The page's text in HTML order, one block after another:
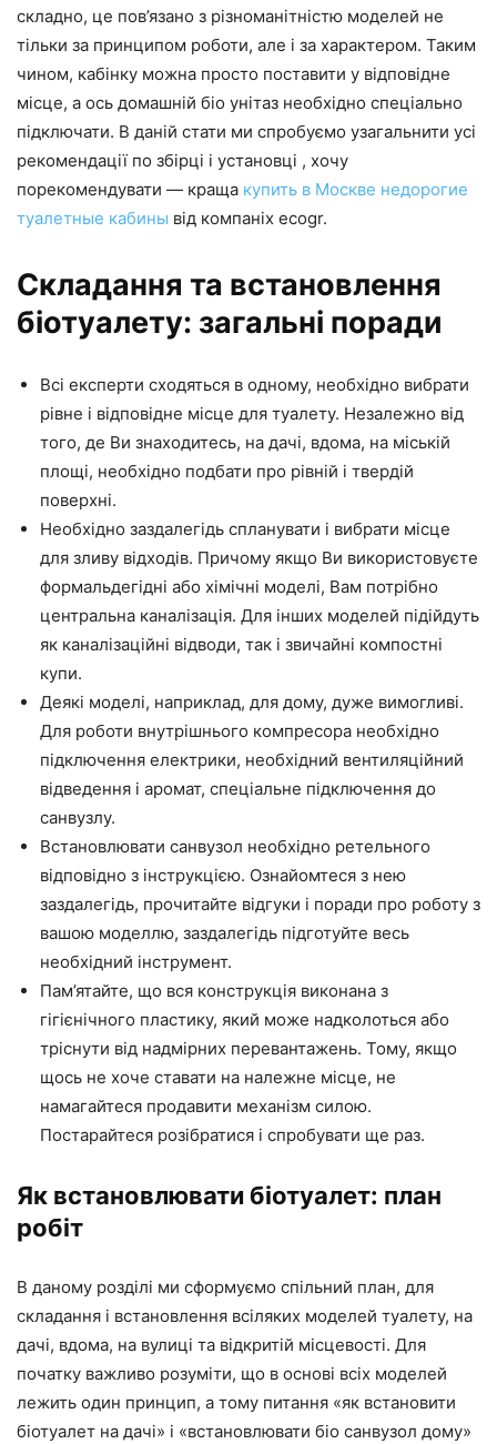
складно, це пов’язано з різноманітністю моделей не
тільки за принципом роботи, але і за характером. Таким
чином, кабінку можна просто поставити у відповідне
місце, а ось домашній біо унітаз необхідно спеціально
підключати. В даній стати ми спробуємо узагальнити усі
рекомендації по збірці і установці , хочу
порекомендувати — краща купить в Москве недорогие
туалетные кабины від компаніх ecogr.
Складання та встановлення
біотуалету: загальні поради
Всі експерти сходяться в одному, необхідно вибрати
рівне і відповідне місце для туалету. Незалежно від
того, де Ви знаходитесь, на дачі, вдома, на міській
площі, необхідно подбати про рівній і твердій
поверхні.
Необхідно заздалегідь спланувати і вибрати місце
для зливу відходів. Причому якщо Ви використовуєте
формальдегідні або хімічні моделі, Вам потрібно
центральна каналізація. Для інших моделей підійдуть
як каналізаційні відводи, так і звичайні компостні
купи.
Деякі моделі, наприклад, для дому, дуже вимогливі.
Для роботи внутрішнього компресора необхідно
підключення електрики, необхідний вентиляційний
відведення і аромат, спеціальне підключення до
санвузлу.
Встановлювати санвузол необхідно ретельного
відповідно з інструкцією. Ознайомтеся з нею
заздалегідь, прочитайте відгуки і поради про роботу з
вашою моделлю, заздалегідь підготуйте весь
необхідний інструмент.
Пам’ятайте, що вся конструкція виконана з
гігієнічного пластику, який може надколоться або
тріснути від надмірних перевантажень. Тому, якщо
щось не хоче ставати на належне місце, не
намагайтеся продавити механізм силою.
Постарайтеся розібратися і спробувати ще раз.
Як встановлювати біотуалет: план
робіт
В даному розділі ми сформуємо спільний план, для
складання і встановлення всіляких моделей туалету, на
дачі, вдома, на вулиці та відкритій місцевості. Для
початку важливо розуміти, що в основі всіх моделей
лежить один принцип, а тому питання «як встановити
біотуалет на дачі» і «встановлювати біо санвузол дому»